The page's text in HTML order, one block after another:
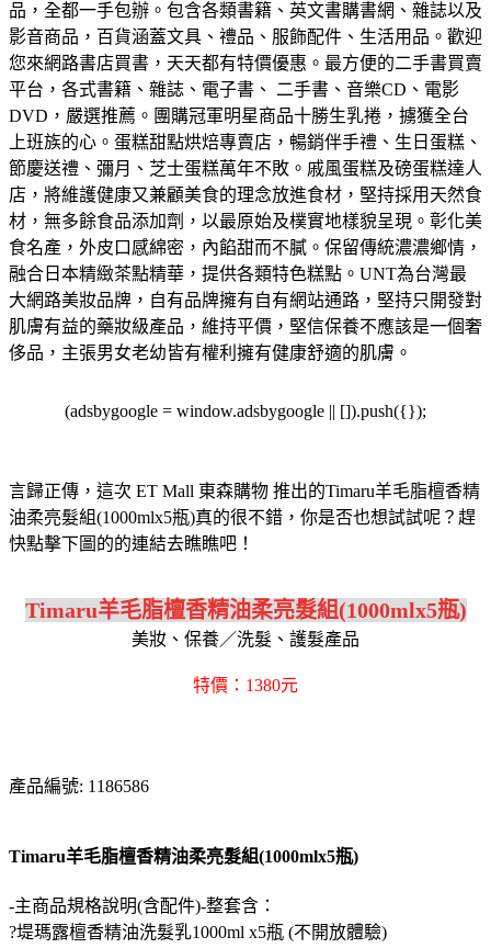
品，全都一手包辦。 包含各類書籍、英文書購書網、雜誌以及
影音商品，百貨涵蓋文具、禮品、服飾配件、生活用品。歡迎
您來網路書店買書，天天都有特價優惠。 最方便的二手書買賣
平台，各式書籍、雜誌、電子書、 二手書、音樂CD、電影
DVD，嚴選推薦。 團購冠軍明星商品十勝生乳捲，擄獲全台
上班族的心。蛋糕甜點烘焙專賣店，暢銷伴手禮、生日蛋糕、
節慶送禮、彌月、芝士蛋糕萬年不敗。 戚風蛋糕及磅蛋糕達人
店，將維護健康又兼顧美食的理念放進食材，堅持採用天然食
材，無多餘食品添加劑，以最原始及樸實地樣貌呈現。 彰化美
食名產，外皮口感綿密，內餡甜而不膩。保留傳統濃濃鄉情，
融合日本精緻茶點精華，提供各類特色糕點。 UNT為台灣最
大網路美妝品牌，自有品牌擁有自有網站通路，堅持只開發對
肌膚有益的藥妝級產品，維持平價，堅信保養不應該是一個奢
侈品，主張男女老幼皆有權利擁有健康舒適的肌膚。
(adsbygoogle = window.adsbygoogle || []).push({});
言歸正傳，這次 ET Mall 東森購物 推出的Timaru羊毛脂檀香精
油柔亮髮組(1000mlx5瓶)真的很不錯，你是否也想試試呢？趕
快點擊下圖的的連結去瞧瞧吧！
Timaru羊毛脂檀香精油柔亮髮組(1000mlx5瓶)
美妝、保養／洗髮、護髮產品
特價：1380元
產品編號: 1186586
Timaru羊毛脂檀香精油柔亮髮組(1000mlx5瓶)
-主商品規格說明(含配件)-整套含：
?堤瑪露檀香精油洗髮乳1000ml x5瓶 (不開放體驗)